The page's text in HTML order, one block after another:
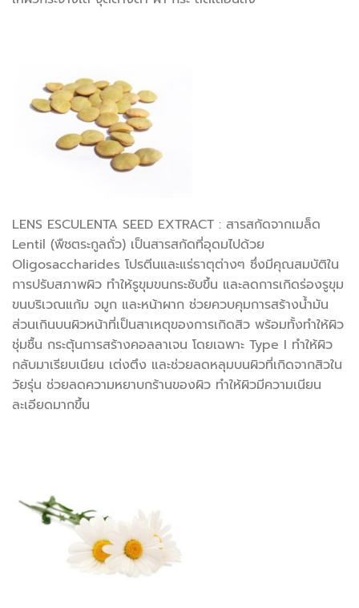
LENS ESCULENTA SEED EXTRACT : สารสกัดจากเมล็ด
Lentil (พืชตระกูลถั่ว) เป็นสารสกัดที่อุดมไปด้วย
Oligosaccharides โปรตีนและแร่ธาตุต่างๆ ซึ่งมีคุณสมบัติใน
การปรับสภาพผิว ทำให้รูขุมขนกระชับขึ้น และลดการเกิดร่องรูขุม
ขนบริเวณแก้ม จมูก และหน้าผาก ช่วยควบคุมการสร้างน้ำมัน
ส่วนเกินบนผิวหน้าที่เป็นสาเหตุของการเกิดสิว พร้อมทั้งทำให้ผิว
ชุ่มชื้น กระตุ้นการสร้างคอลลาเจน โดยเฉพาะ Type I ทำให้ผิว
กลับมาเรียบเนียน เต่งตึง และช่วยลดหลุมบนผิวที่เกิดจากสิวใน
วัยรุ่น ช่วยลดความหยาบกร้านของผิว ทำให้ผิวมีความเนียน
ละเอียดมากขึ้น